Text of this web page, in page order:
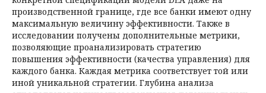
производственной границе, где все банки имеют одну
максимальную величину эффективности. Также в
исследовании получены дополнительные метрики,
позволяющие проанализировать стратегию
повышения эффективности (качества управления) для
каждого банка. Каждая метрика соответствует той или
иной уникальной стратегии. Глубина анализа